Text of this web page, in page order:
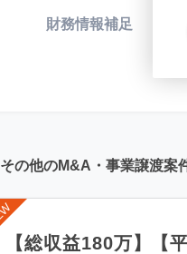
財務情報補足
その他のM&A・事業譲渡案
【総収益180万】【